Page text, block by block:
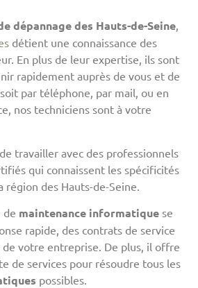
dépannage des Hauts-de-Seine,
détient une connaissance des
En plus de leur expertise, ils sont
rapidement auprès de vous et de
par téléphone, par mail, ou en
nos techniciens sont à votre
travailler avec des professionnels
qui connaissent les spécificités
des Hauts-de-Seine.
de maintenance informatique se
rapide, des contrats de service
de votre entreprise. De plus, il offre
de services pour résoudre tous les
possibles.